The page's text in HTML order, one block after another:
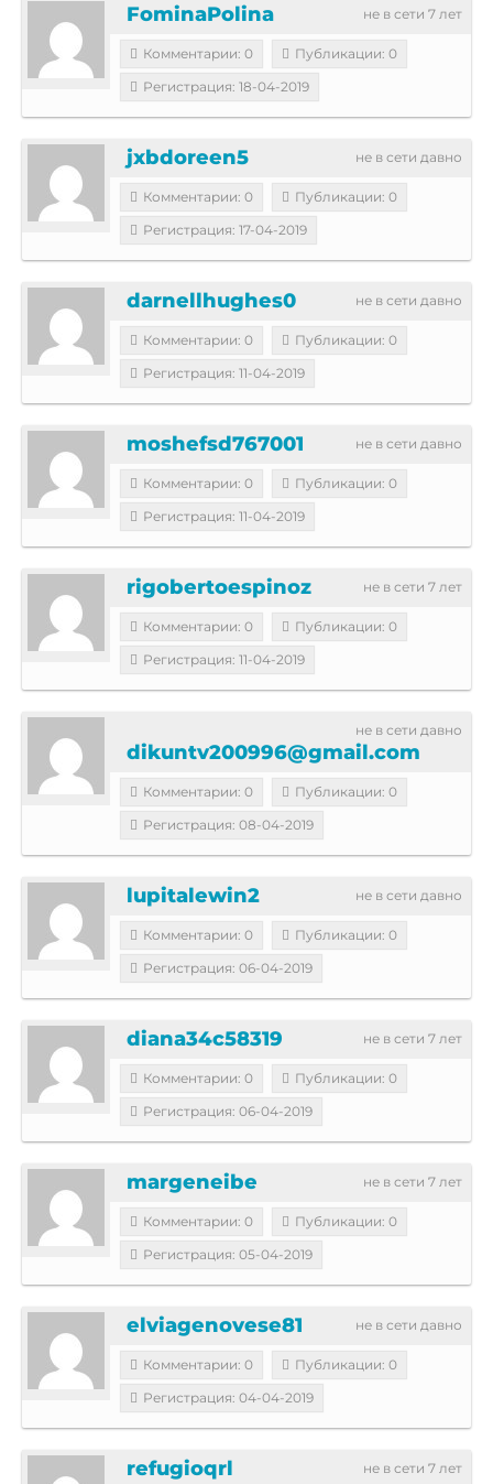
не в сети 7 лет
FominaPolina
Комментарии: 0
Публикации: 0
Регистрация: 18-04-2019
не в сети давно
jxbdoreen5
Комментарии: 0
Публикации: 0
Регистрация: 17-04-2019
не в сети давно
darnellhughes0
Комментарии: 0
Публикации: 0
Регистрация: 11-04-2019
не в сети давно
moshefsd767001
Комментарии: 0
Публикации: 0
Регистрация: 11-04-2019
не в сети 7 лет
rigobertoespinoz
Комментарии: 0
Публикации: 0
Регистрация: 11-04-2019
не в сети давно
dikuntv200996@gmail.com
Комментарии: 0
Публикации: 0
Регистрация: 08-04-2019
не в сети давно
lupitalewin2
Комментарии: 0
Публикации: 0
Регистрация: 06-04-2019
не в сети 7 лет
diana34c58319
Комментарии: 0
Публикации: 0
Регистрация: 06-04-2019
не в сети 7 лет
margeneibe
Комментарии: 0
Публикации: 0
Регистрация: 05-04-2019
не в сети давно
elviagenovese81
Комментарии: 0
Публикации: 0
Регистрация: 04-04-2019
не в сети 7 лет
refugioqrl